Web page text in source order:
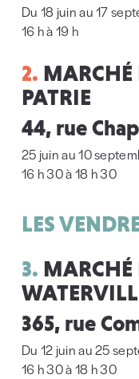
Du 18 juin au 17
16 h à 19 h
2. MARCHÉ
PATRIE
44, rue
25 juin au 10
16 h 30 à 18 h 30
LES
3. MARCHÉ
365, rue
Du 12 juin au 25
16 h 30 à 18 h 30